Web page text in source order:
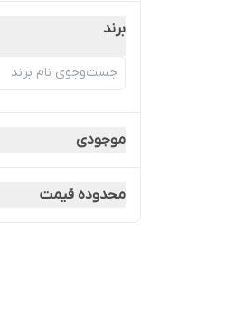
برند
موجودی
محدوده قیمت